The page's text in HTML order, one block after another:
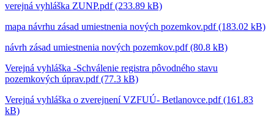
verejná vyhláška ZUNP.pdf (233.89 kB)
mapa návrhu zásad umiestnenia nových pozemkov.pdf (183.02 kB)
návrh zásad umiestnenia nových pozemkov.pdf (80.8 kB)
Verejná vyhláška -Schválenie registra pôvodného stavu
pozemkových úprav.pdf (77.3 kB)
Verejná vyhláška o zverejnení VZFUÚ- Betlanovce.pdf (161.83
kB)